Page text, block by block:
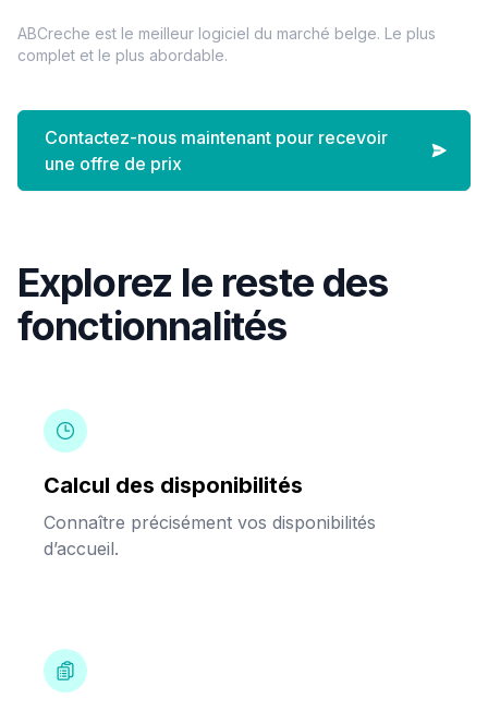
ABCreche est le meilleur logiciel du marché belge. Le plus
complet et le plus abordable.
Contactez-nous maintenant pour recevoir
une offre de prix
Explorez le reste des
fonctionnalités
Calcul des disponibilités
Connaître précisément vos disponibilités
d’accueil.